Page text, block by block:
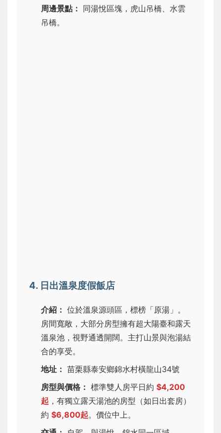
周邊景點： 同湯悅區塊，虎山吊橋、水雲
吊橋。
4. 日出溫泉度假飯店
介紹： 位於溫泉源頭區，標榜「原湯」。
房間寬敞，大部分房型擁有超大陽臺和露天
溫泉池，視野通透開闊。主打山景與泡湯結
合的享受。
地址： 苗栗縣泰安鄉錦水村橫龍山34號
房型與價格： 標準雙人房平日約 $4,200
起 ，有獨立露天湯池的房型（如日出套房）
約 $6,800起。價位中上。